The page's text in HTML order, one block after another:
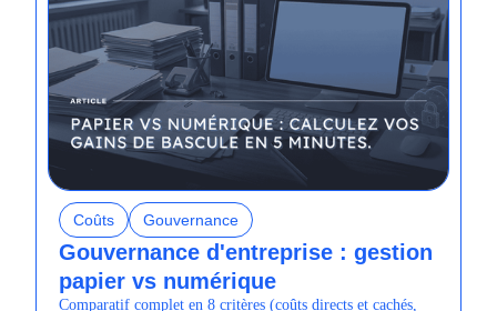
Coûts Gouvernance
Gouvernance d'entreprise : gestion
papier vs numérique
Comparatif complet en 8 critères (coûts directs et cachés,